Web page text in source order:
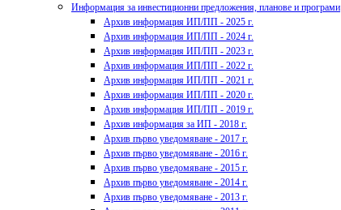
Информация за инвестиционни предложения, планове и програми
Архив информация ИП/ПП - 2025 г.
Архив информация ИП/ПП - 2024 г.
Архив информация ИП/ПП - 2023 г.
Архив информация ИП/ПП - 2022 г.
Архив информация ИП/ПП - 2021 г.
Архив информация ИП/ПП - 2020 г.
Архив информация ИП/ПП - 2019 г.
Архив информация за ИП - 2018 г.
Архив първо уведомяване - 2017 г.
Архив първо уведомяване - 2016 г.
Архив първо уведомяване - 2015 г.
Архив първо уведомяване - 2014 г.
Архив първо уведомяване - 2013 г.